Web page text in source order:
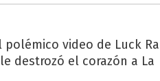
video de Luck
destrozó el corazón a La